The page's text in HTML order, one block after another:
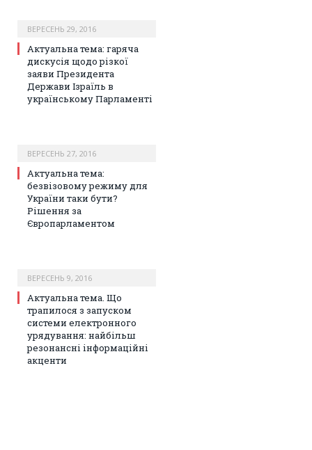
ВЕРЕСЕНЬ 29, 2016
Актуальна тема: гаряча
дискусія щодо різкої
заяви Президента
Держави Ізраїль в
українському Парламенті
ВЕРЕСЕНЬ 27, 2016
Актуальна тема:
безвізовому режиму для
України таки бути?
Рішення за
Європарламентом
ВЕРЕСЕНЬ 9, 2016
Актуальна тема. Що
трапилося з запуском
системи електронного
урядування: найбільш
резонансні інформаційні
акценти